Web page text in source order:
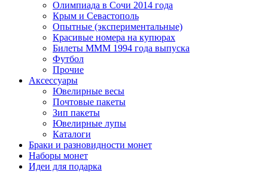
Олимпиада в Сочи 2014 года
Крым и Севастополь
Опытные (экспериментальные)
Красивые номера на купюрах
Билеты МММ 1994 года выпуска
Футбол
Прочие
Аксессуары
Ювелирные весы
Почтовые пакеты
Зип пакеты
Ювелирные лупы
Каталоги
Браки и разновидности монет
Наборы монет
Идеи для подарка